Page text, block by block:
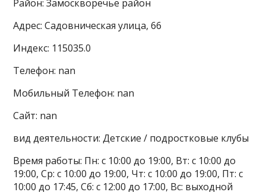
Район: Замоскворечье район
Адрес: Садовническая улица, 66
Индекс: 115035.0
Телефон: nan
Мобильный Телефон: nan
Сайт: nan
вид деятельности: Детские / подростковые клубы
Время работы: Пн: с 10:00 до 19:00, Вт: с 10:00 до
19:00, Ср: с 10:00 до 19:00, Чт: с 10:00 до 19:00, Пт: с
10:00 до 17:45, Сб: с 12:00 до 17:00, Вс: выходной